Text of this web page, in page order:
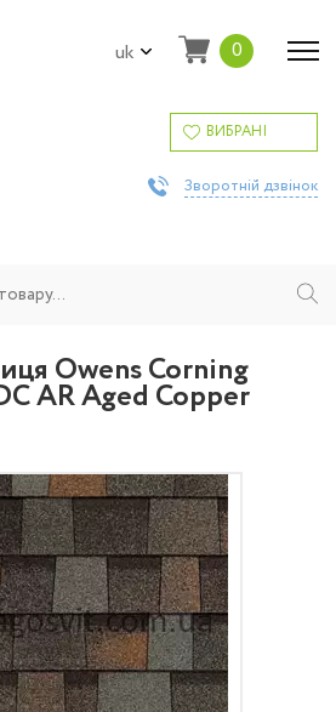
uk 0
ВИБРАНІ
Зворотній дзвінок
Owens Corning
AR Aged Copper